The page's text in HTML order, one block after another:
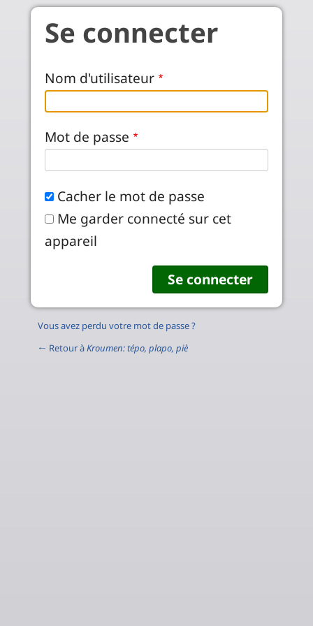
Aller au contenu principal
Se connecter
Nom d'utilisateur
Mot de passe
Cacher le mot de passe
Me garder connecté sur cet
appareil
Vous avez perdu votre mot de passe ?
← Retour àKroumen: tépo, plapo, piè